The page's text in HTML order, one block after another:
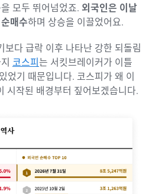
모두 뛰어넘었죠. 외국인은 이날
매수하며 상승을 이끌었어요.
보다 급락 이후 나타난 강한 되돌림
코스피 는 서킷브레이커가 이틀
었기 때문입니다. 코스피가 왜 이
시작된 배경부터 짚어보겠습니다.